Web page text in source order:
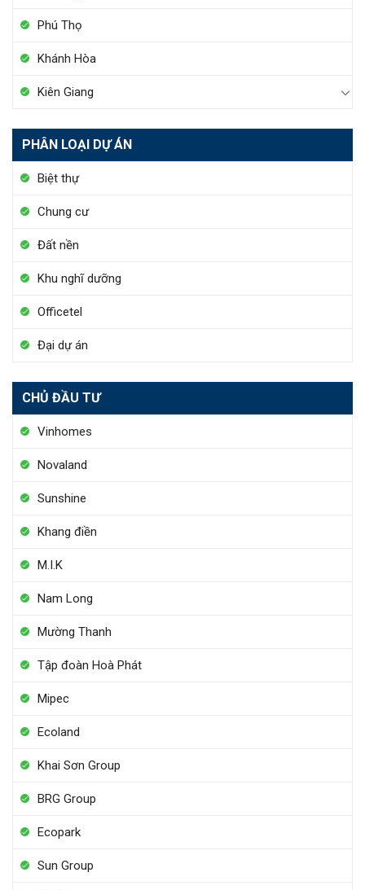
Phú Thọ
Khánh Hòa
Kiên Giang
PHÂN LOẠI DỰ ÁN
Biệt thự
Chung cư
Đất nền
Khu nghĩ dưỡng
Officetel
Đại dự án
CHỦ ĐẦU TƯ
Vinhomes
Novaland
Sunshine
Khang điền
M.I.K
Nam Long
Mường Thanh
Tập đoàn Hoà Phát
Mipec
Ecoland
Khai Sơn Group
BRG Group
Ecopark
Sun Group